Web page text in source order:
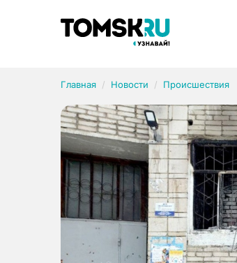
Главная Новости Происшествия
Рубрики